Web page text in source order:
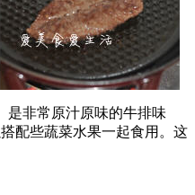
是非常原汁原味的牛排味
配些蔬菜水果一起食用。这